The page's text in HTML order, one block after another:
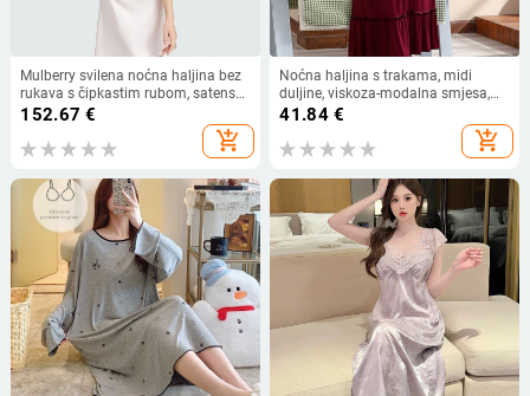
Mulberry svilena noćna haljina bez
rukava s čipkastim rubom, satenski
završetak, ultra-tanka svila, kućna
152.67 €
add_shopping_cart
Noćna haljina s trakama, midi
duljine, viskoza-modalna smjesa,
koreanskog stila, kućna udobna
41.84€
add_shopping_cart